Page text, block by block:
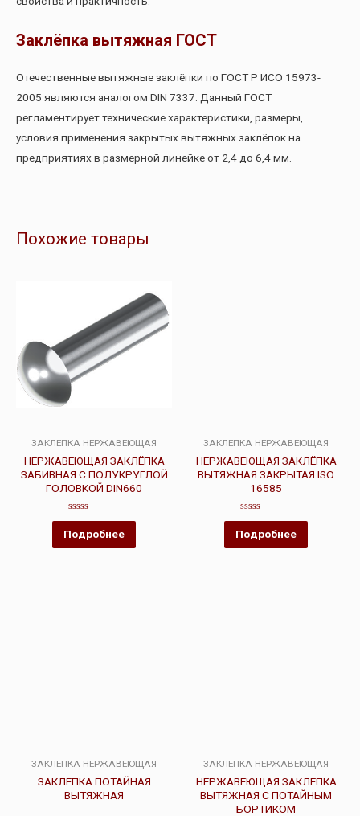
Заклёпка вытяжная ГОСТ
Отечественные вытяжные заклёпки по ГОСТ Р ИСО 15973-
2005 являются аналогом DIN 7337. Данный ГОСТ
регламентирует технические характеристики, размеры,
условия применения закрытых вытяжных заклёпок на
предприятиях в размерной линейке от 2,4 до 6,4 мм.
Похожие товары
ЗАКЛЕПКА НЕРЖАВЕЮЩАЯ
НЕРЖАВЕЮЩАЯ ЗАКЛЁПКА
ЗАБИВНАЯ С ПОЛУКРУГЛОЙ
ГОЛОВКОЙ DIN660
Оценка
0
из
5
Подробнее
ЗАКЛЕПКА НЕРЖАВЕЮЩАЯ
НЕРЖАВЕЮЩАЯ ЗАКЛЁПКА
ВЫТЯЖНАЯ ЗАКРЫТАЯ ISO
16585
Оценка
0
из
5
Подробнее
ЗАКЛЕПКА НЕРЖАВЕЮЩАЯ
ЗАКЛЕПКА ПОТАЙНАЯ
ВЫТЯЖНАЯ
ЗАКЛЕПКА НЕРЖАВЕЮЩАЯ
НЕРЖАВЕЮЩАЯ ЗАКЛЁПКА
ВЫТЯЖНАЯ С ПОТАЙНЫМ
БОРТИКОМ